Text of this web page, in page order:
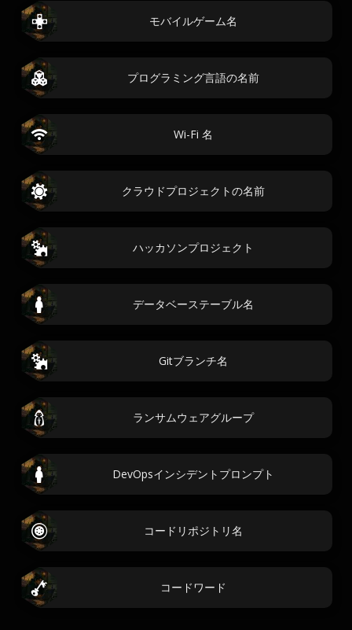
モバイルゲーム名
プログラミング言語の名前
Wi-Fi 名
クラウドプロジェクトの名前
ハッカソンプロジェクト
データベーステーブル名
Gitブランチ名
ランサムウェアグループ
DevOpsインシデントプロンプト
コードリポジトリ名
コードワード